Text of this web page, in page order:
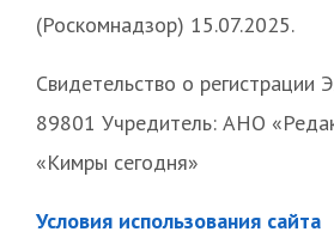
(Роскомнадзор) 15.07.2025.
Свидетельство о
89801 Учредитель: АНО
«Кимры сегодня»
Условия использования сайта